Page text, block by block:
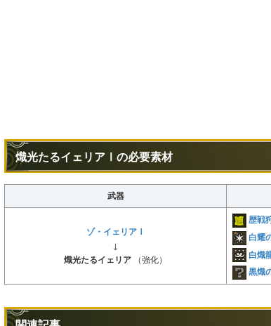
熾光たるイェリアⅠの必要素材
武器
ゾ・イェリアⅠ
↓
熾光たるイェリア （強化）
歴戦
白耀
白熾
黒熾